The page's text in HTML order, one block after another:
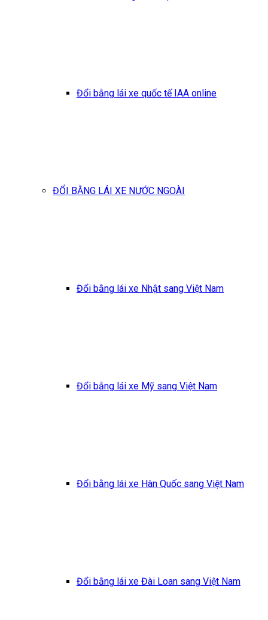
Đổi bằng lái xe quốc tế IAA online
ĐỔI BẰNG LÁI XE NƯỚC NGOÀI
Đổi bằng lái xe Nhật sang Việt Nam
Đổi bằng lái xe Mỹ sang Việt Nam
Đổi bằng lái xe Hàn Quốc sang Việt Nam
Đổi bằng lái xe Đài Loan sang Việt Nam